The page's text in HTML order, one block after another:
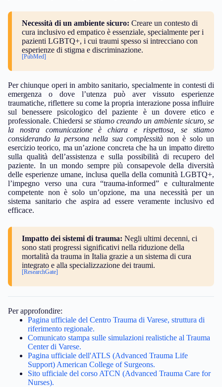
Necessità di un ambiente sicuro: Creare un contesto di
cura inclusivo ed empatico è essenziale, specialmente per i
pazienti LGBTQ+, i cui traumi spesso si intrecciano con
esperienze di stigma e discriminazione.
[PubMed]
Per chiunque operi in ambito sanitario, specialmente in contesti di
emergenza o dove l’utenza può aver vissuto esperienze
traumatiche, riflettere su come la propria interazione possa influire
sul benessere psicologico del paziente è un dovere etico e
professionale. Chiedersi se stiamo creando un ambiente sicuro, se
la nostra comunicazione è chiara e rispettosa, se stiamo
considerando la persona nella sua complessità non è solo un
esercizio teorico, ma un’azione concreta che ha un impatto diretto
sulla qualità dell’assistenza e sulla possibilità di recupero del
paziente. In un mondo sempre più consapevole della diversità
delle esperienze umane, inclusa quella della comunità LGBTQ+,
l’impegno verso una cura “trauma-informed” e culturalmente
competente non è solo un’opzione, ma una necessità per un
sistema sanitario che aspira ad essere veramente inclusivo ed
efficace.
Impatto dei sistemi di trauma: Negli ultimi decenni, ci
sono stati progressi significativi nella riduzione della
mortalità da trauma in Italia grazie a un sistema di cura
integrato e alla specializzazione dei traumi.
[ResearchGate]
Per approfondire:
Pagina ufficiale del Centro Trauma di Varese, struttura di
riferimento regionale.
Comunicato stampa sulle simulazioni realistiche al Trauma
Center di Varese.
Pagina ufficiale dell'ATLS (Advanced Trauma Life
Support) American College of Surgeons.
Sito ufficiale del corso ATCN (Advanced Trauma Care for
Nurses).